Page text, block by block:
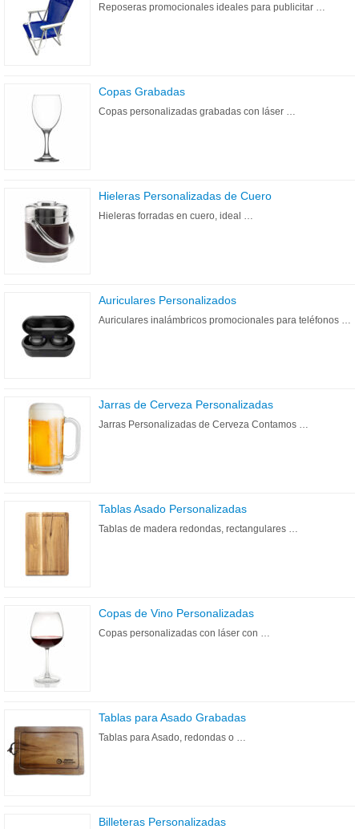
Reposeras promocionales ideales para publicitar …
Copas Grabadas
Copas personalizadas grabadas con láser …
Hieleras Personalizadas de Cuero
Hieleras forradas en cuero, ideal …
Auriculares Personalizados
Auriculares inalámbricos promocionales para teléfonos …
Jarras de Cerveza Personalizadas
Jarras Personalizadas de Cerveza Contamos …
Tablas Asado Personalizadas
Tablas de madera redondas, rectangulares …
Copas de Vino Personalizadas
Copas personalizadas con láser con …
Tablas para Asado Grabadas
Tablas para Asado, redondas o …
Billeteras Personalizadas